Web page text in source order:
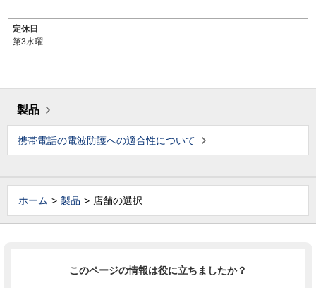
定休日
第3水曜
製品
携帯電話の電波防護への適合性について
ホーム 製品 店舗の選択
このページの情報は役に立ちましたか？